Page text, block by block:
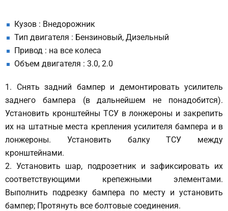
Кузов : Внедорожник
Тип двигателя : Бензиновый, Дизельный
Привод : на все колеса
Объем двигателя : 3.0, 2.0
1. Снять задний бампер и демонтировать усилитель
заднего бампера (в дальнейшем не понадобится).
Установить кронштейны ТСУ в лонжероны и закрепить
их на штатные места крепления усилителя бампера и в
лонжероны. Установить балку ТСУ между
кронштейнами.
2. Установить шар, подрозетник и зафиксировать их
соответствующими крепежными элементами.
Выполнить подрезку бампера по месту и установить
бампер; Протянуть все болтовые соединения.